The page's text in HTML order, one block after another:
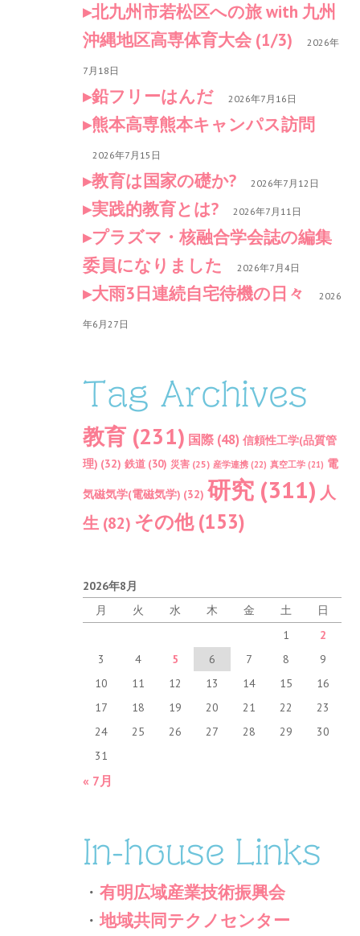
北九州市若松区への旅 with 九州
沖縄地区高専体育大会 (1/3)
2026年
7月18日
鉛フリーはんだ 2026年7月16日
熊本高専熊本キャンパス訪問
2026年7月15日
教育は国家の礎か? 2026年7月12日
実践的教育とは? 2026年7月11日
プラズマ・核融合学会誌の編集
委員になりました
2026年7月4日
大雨3日連続自宅待機の日々 2026
年6月27日
Tag Archives
教育 (231) 国際 (48) 信頼性工学(品質管
理) (32) 鉄道 (30) 災害 (25) 産学連携 (22) 真空工学 (21) 電
気磁気学(電磁気学) (32) 研究 (311) 人
生 (82) その他(153)
2026年8月
月
火 水 木 金 土
日
1
2
3
4 5 6 7 8
9
10
11 12 13 14 15
16
17
18 19 20 21 22
23
24
25 26 27 28 29
30
31
« 7月
In-house Links
・有明広域産業技術振興会
・地域共同テクノセンター